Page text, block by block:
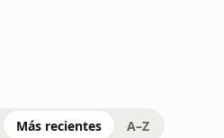
Más recientes A–Z